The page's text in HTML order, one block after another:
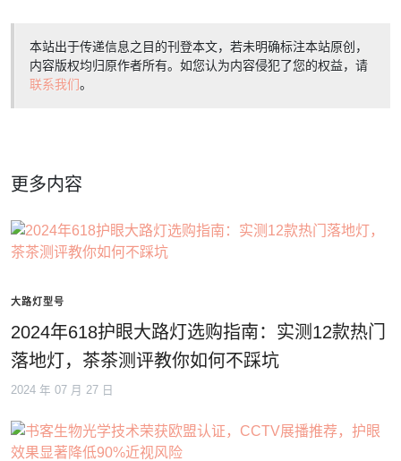
本站出于传递信息之目的刊登本文，若未明确标注本站原创，
内容版权均归原作者所有。如您认为内容侵犯了您的权益，请
联系我们。
更多内容
大路灯型号
2024年618护眼大路灯选购指南：实测12款热门
落地灯，茶茶测评教你如何不踩坑
2024 年 07 月 27 日